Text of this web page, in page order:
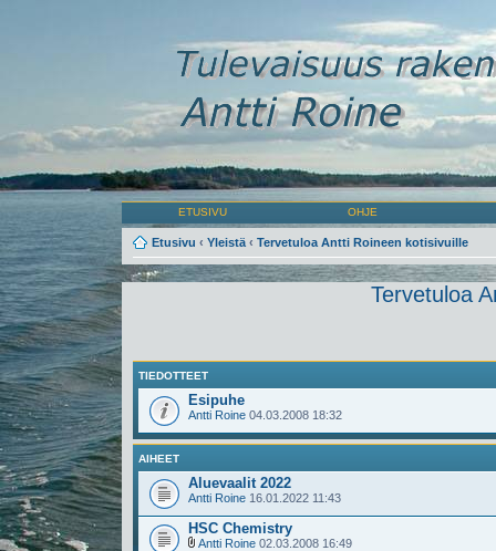
ETUSIVU OHJE
Etusivu ‹ Yleistä ‹ Tervetuloa Antti Roineen kotisivuille
Tervetuloa
TIEDOTTEET
Esipuhe
Antti Roine 04.03.2008 18:32
AIHEET
Aluevaalit 2022
Antti Roine 16.01.2022 11:43
HSC Chemistry
Antti Roine 02.03.2008 16:49